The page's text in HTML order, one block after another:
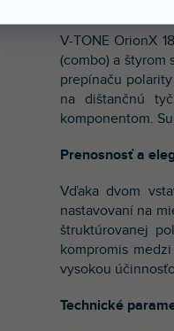
V-TONE OrionX
(combo) a
prepínaču
na dištančnú
komponentom.
Prenosnosť a
Vďaka dvom
nastavovaní na
štruktúrovanej
kompromis
vysokou
Technické